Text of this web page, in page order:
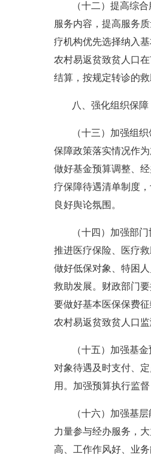
（十二）提高综
服务内容，提高服务
疗机构优先选择纳入
农村易返贫致贫人口
结算，按规定转诊的
八、强化组织保障
（十三）加强组
保障政策落实情况作
做好基金预算调整、
疗保障待遇清单制度
良好舆论氛围。
（十四）加强部
推进医疗保险、医疗
做好低保对象、特困
救助发展。财政部门
要做好基本医保保费
农村易返贫致贫人口
（十五）加强基
对象待遇及时支付、
用。加强预算执行监
（十六）加强基
力量参与经办服务，
高、工作作风好、业